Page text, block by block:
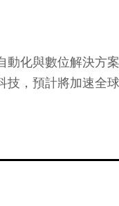
化與數位解決方
，預計將加速全